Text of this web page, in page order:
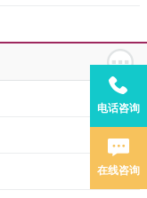
电话咨询
在线咨询